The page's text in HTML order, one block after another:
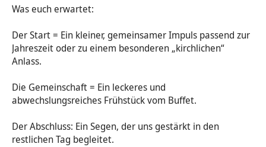
​Was euch erwartet:
Der Start = Ein kleiner, gemeinsamer Impuls passend zur
Jahreszeit oder zu einem besonderen „kirchlichen“
Anlass.
Die Gemeinschaft = Ein leckeres und
abwechslungsreiches Frühstück vom Buffet.
Der Abschluss: Ein Segen, der uns gestärkt in den
restlichen Tag begleitet.
Tod & Trauer
Sternsinger